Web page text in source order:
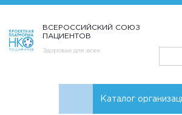
ВСЕРОССИЙСКИЙ СОЮЗ
ПАЦИЕНТОВ
Здоровье для всех
Каталог